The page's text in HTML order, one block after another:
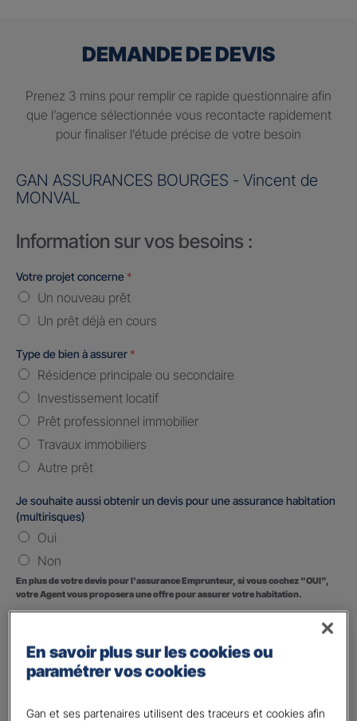
DEMANDE DE DEVIS
Prenez 3 mins pour remplir ce rapide questionnaire afin
que l’agence sélectionnée vous recontacte rapidement
pour finaliser l’étude précise de votre besoin
GAN ASSURANCES BOURGES - Vincent de
MONVAL
Information sur vos besoins :
Votre projet concerne *
Un nouveau prêt
Un prêt déjà en cours
Type de bien à assurer *
Résidence principale ou secondaire
Investissement locatif
Prêt professionnel immobilier
Travaux immobiliers
Autre prêt
Je souhaite aussi obtenir un devis pour une assurance habitation
(multirisques)
Oui
Non
En plus de votre devis pour l'assurance Emprunteur, si vous cochez "OUI",
votre Agent vous proposera une offre pour assurer votre habitation.
Etes-vous déjà client Gan assurances ?
Non
En savoir plus sur les cookies ou
paramétrer vos cookies
Gan et ses partenaires utilisent des traceurs et cookies afin